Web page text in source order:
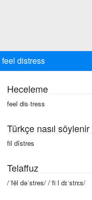
feel distress
Heceleme
feel dis·tress
Türkçe nasıl söylenir
fil dîstres
Telaffuz
/ˈfēl dəˈstres/ /ˈfiːl dɪˈstrɛs/